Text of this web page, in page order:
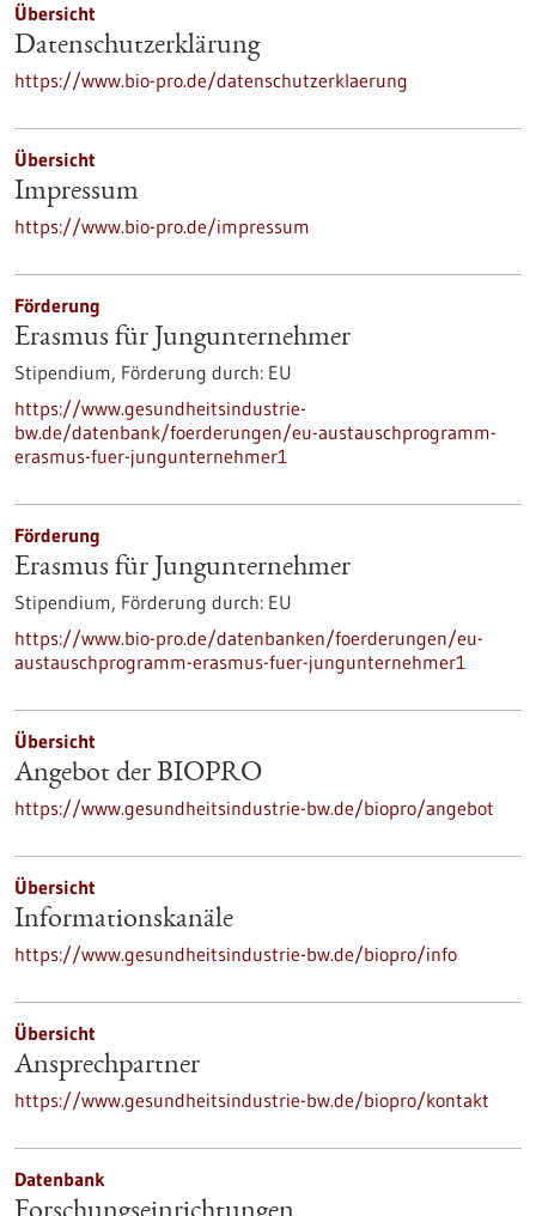
Übersicht
Datenschutzerklärung
https://www.bio-pro.de/datenschutzerklaerung
Übersicht
Impressum
https://www.bio-pro.de/impressum
Förderung
Erasmus für Jungunternehmer
Stipendium, Förderung durch: EU
https://www.gesundheitsindustrie-
bw.de/datenbank/foerderungen/eu-austauschprogramm-
erasmus-fuer-jungunternehmer1
Förderung
Erasmus für Jungunternehmer
Stipendium, Förderung durch: EU
https://www.bio-pro.de/datenbanken/foerderungen/eu-
austauschprogramm-erasmus-fuer-jungunternehmer1
Übersicht
Angebot der BIOPRO
https://www.gesundheitsindustrie-bw.de/biopro/angebot
Übersicht
Informationskanäle
https://www.gesundheitsindustrie-bw.de/biopro/info
Übersicht
Ansprechpartner
https://www.gesundheitsindustrie-bw.de/biopro/kontakt
Datenbank